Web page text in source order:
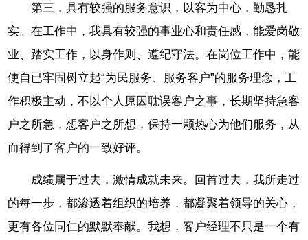
第三，具有较强的服务意识，以客为中心，勤恳扎
实。在工作中，我具有较强的事业心和责任感，能爱岗敬
业、踏实工作，以身作则、遵纪守法。在岗位工作中，能
使自已牢固树立起“为民服务、服务客户”的服务理念，工
作积极主动，不以个人原因耽误客户之事，长期坚持急客
户之所急，想客户之所想，保持一颗热心为他们服务，从
而得到了客户的一致好评。
成绩属于过去，激情成就未来。回首过去，我所走过
的每一步，都渗透着组织的培养，都凝聚着领导的关心，
更有各位同仁的默默奉献。我想，客户经理不只是一个有